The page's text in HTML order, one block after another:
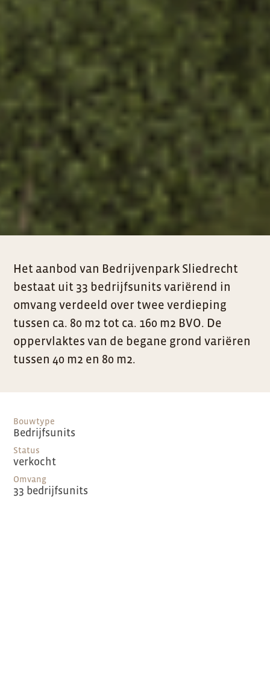
Het aanbod van Bedrijvenpark Sliedrecht
bestaat uit 33 bedrijfsunits variërend in
omvang verdeeld over twee verdieping
tussen ca. 80 m2 tot ca. 160 m2 BVO. De
oppervlaktes van de begane grond variëren
tussen 40 m2 en 80 m2.
Bouwtype
Bedrijfsunits
Status
verkocht
Omvang
33 bedrijfsunits